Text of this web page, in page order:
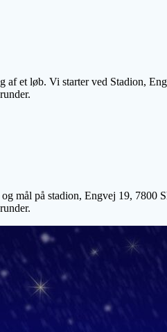
af et løb. Vi starter ved Stadion,
mål på stadion, Engvej 19, 7800